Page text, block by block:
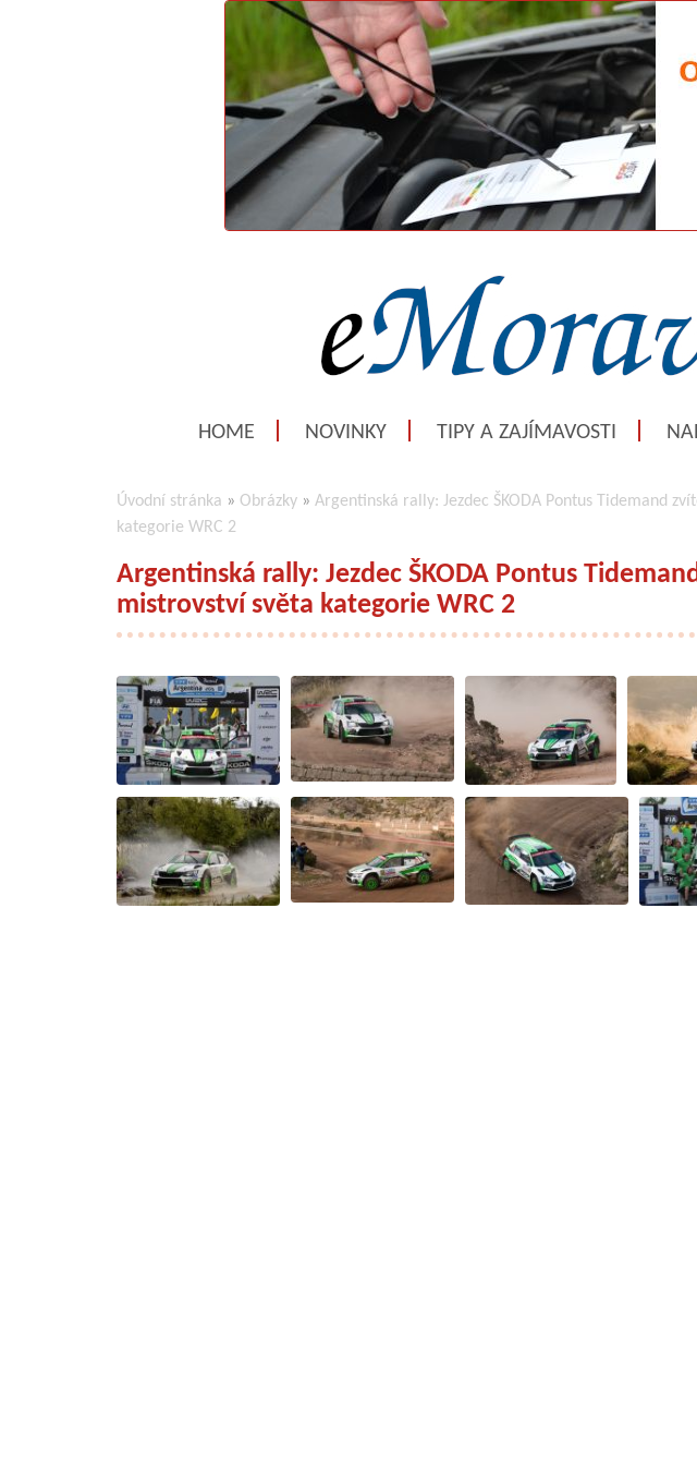
HOME NOVINKY TIPY A ZAJÍMAVOSTI
Úvodní stránka » Obrázky » Argentinská rally: Jezdec ŠKODA Pontus Tidemand
kategorie WRC 2
Argentinská rally: Jezdec ŠKODA Pontus
mistrovství světa kategorie WRC 2